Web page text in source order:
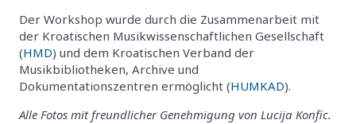
Der Workshop wurde durch die Zusammenarbeit mit
der Kroatischen Musikwissenschaftlichen Gesellschaft
(HMD) und dem Kroatischen Verband der
Musikbibliotheken, Archive und
Dokumentationszentren ermöglicht (HUMKAD).
Alle Fotos mit freundlicher Genehmigung von Lucija Konfic.